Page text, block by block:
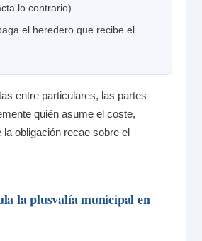
lo contrario)
el heredero que recibe el
entre particulares, las partes
quién asume el coste,
la obligación recae sobre el
la plusvalía municipal en